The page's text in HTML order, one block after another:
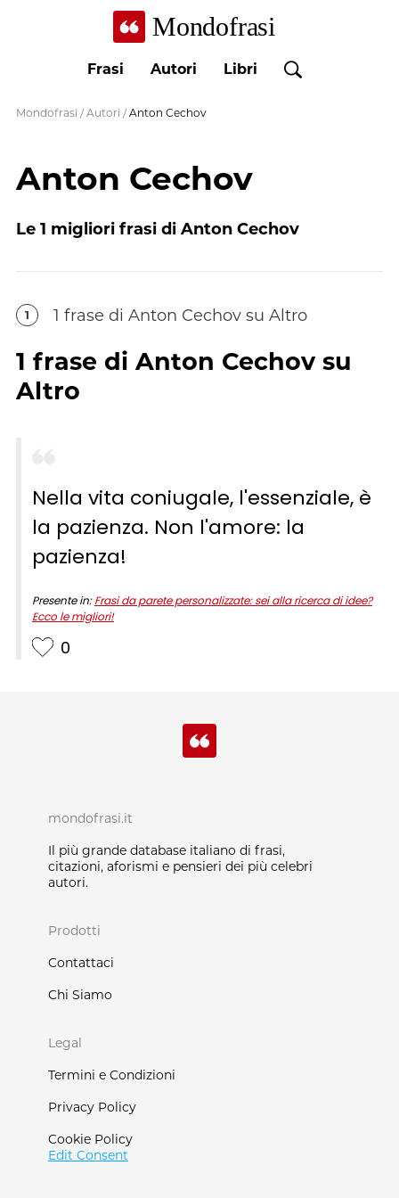
Mondofrasi
Frasi Autori Libri
Mondofrasi / Autori / Anton Cechov
Anton Cechov
Le 1 migliori frasi di Anton Cechov
1 1 frase di Anton Cechov su Altro
1 frase di Anton Cechov su
Altro
Nella vita coniugale, l'essenziale, è
la pazienza. Non l'amore: la
pazienza!
Presente in:Frasi da parete personalizzate: sei alla ricerca di idee?
Ecco le migliori!
0
mondofrasi.it
Il più grande database italiano di frasi,
citazioni, aforismi e pensieri dei più celebri
autori.
Prodotti
Contattaci
Chi Siamo
Legal
Termini e Condizioni
Privacy Policy
Cookie Policy
Edit Consent